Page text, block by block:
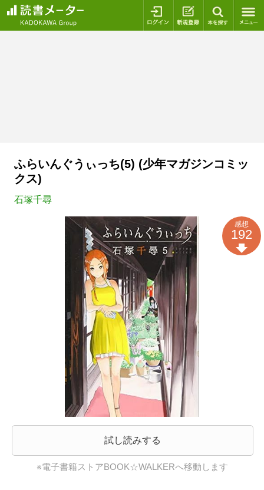
ログイン 新規登録
ふらいんぐうぃっち(5) (少年マガジンコミッ
クス)
石塚千尋
試し読みする
※電子書籍ストアBOOK☆WALKERへ移動します
感想
192